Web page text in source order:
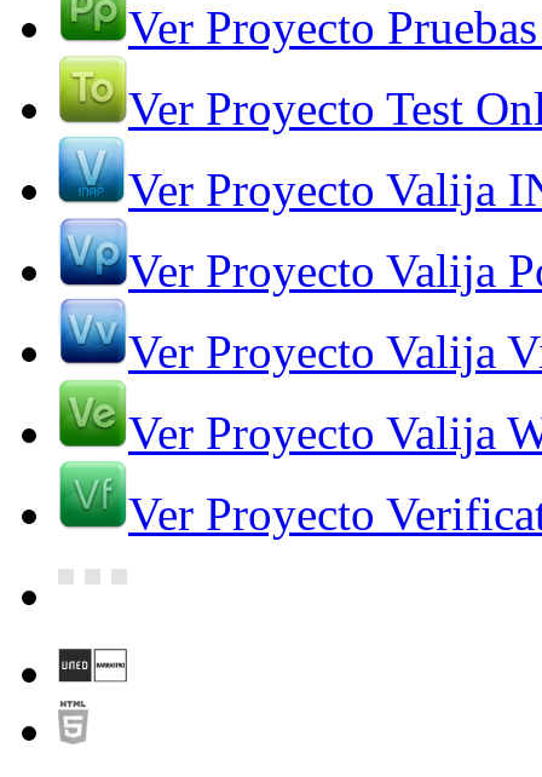
Ver Proyecto
Ver Proyecto Test
Ver Proyecto Valija
Ver Proyecto Valija
Ver Proyecto Valija
Ver Proyecto Valija
Ver Proyecto